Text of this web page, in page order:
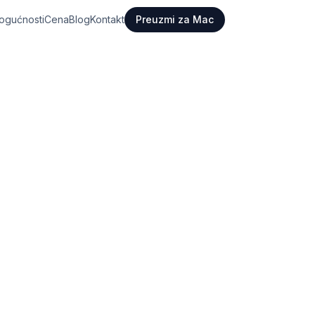
CenaBlogKontakt Preuzmi za Mac